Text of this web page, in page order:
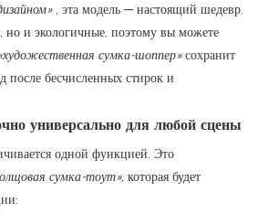
, эта модель — настоящий шедевр.
но и экологичные, поэтому вы можете
сумка-шоппер»сохранит
после бесчисленных стирок и
универсально для любой сцены
одной функцией. Это
сумка-тоут», которая будет